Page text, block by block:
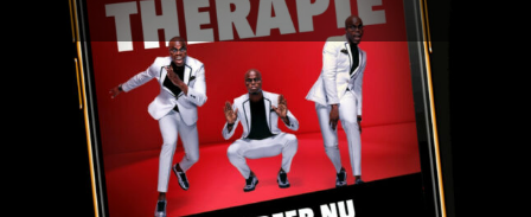
WAT WE GEDAAN HEBBEN
ONZE PROJECTEN